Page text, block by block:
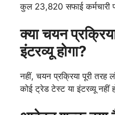
कुल 23,820 सफाई कर्मचारी
क्या चयन
इंटरव्यू होगा?
नहीं, चयन प्रक्रिया पूरी तरह
कोई ट्रेड टेस्ट या इंटरव्यू नहीं